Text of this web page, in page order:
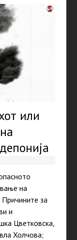
или
на
за
и
Цветковска,
Холчова;